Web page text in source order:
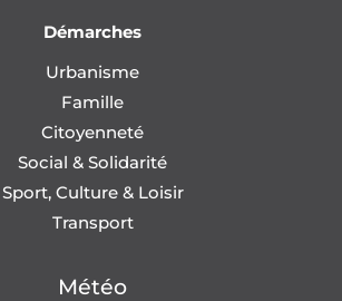
Démarches
Urbanisme
Famille
Citoyenneté
Social & Solidarité
Sport, Culture & Loisir
Transport
Météo